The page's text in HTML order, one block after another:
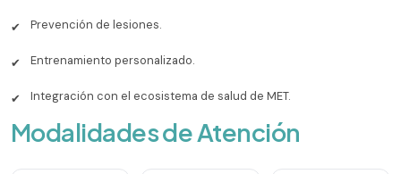
✔ Prevención de lesiones.
✔ Entrenamiento personalizado.
✔ Integración con el ecosistema de salud de MET.
Modalidades de Atención